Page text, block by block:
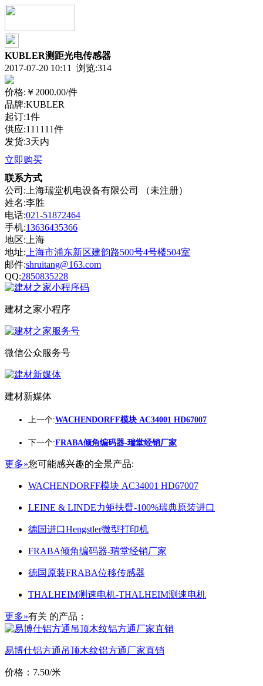
KUBLER测距光电传感器
2017-07-20 10:11 浏览:314
价格: ￥2000.00/件
品牌:KUBLER
起订:1件
供应:111111件
发货:3天内
立即购买
联系方式
公司:上海瑞堂机电设备有限公司 （未注册）
姓名:李胜
电话:021-51872464
手机:13636435366
地区:上海
地址: 上海市浦东新区建韵路500号4号楼504室
邮件:shruitang@163.com
QQ:2850835228
建材之家小程序
微信公众服务号
建材新媒体
上一个:WACHENDORFF模块 AC34001 HD67007
下一个:FRABA倾角编码器-瑞堂经销厂家
更多»您可能感兴趣的全景产品:
WACHENDORFF模块 AC34001 HD67007
LEINE & LINDE力矩扶臂-100%瑞典原装进口
德国进口Hengstler微型打印机
FRABA倾角编码器-瑞堂经销厂家
德国原装FRABA位移传感器
THALHEIM测速电机-THALHEIM测速电机
更多»有关 的产品：
易博仕铝方通吊顶木纹铝方通厂家直销
价格：7.50/米